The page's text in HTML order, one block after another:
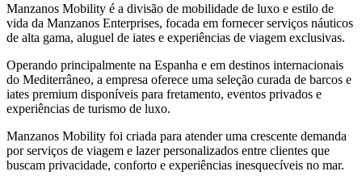
Manzanos Mobility é a divisão de mobilidade de luxo e estilo de
vida da Manzanos Enterprises, focada em fornecer serviços náuticos
de alta gama, aluguel de iates e experiências de viagem exclusivas.
Operando principalmente na Espanha e em destinos internacionais
do Mediterrâneo, a empresa oferece uma seleção curada de barcos e
iates premium disponíveis para fretamento, eventos privados e
experiências de turismo de luxo.
Manzanos Mobility foi criada para atender uma crescente demanda
por serviços de viagem e lazer personalizados entre clientes que
buscam privacidade, conforto e experiências inesquecíveis no mar.